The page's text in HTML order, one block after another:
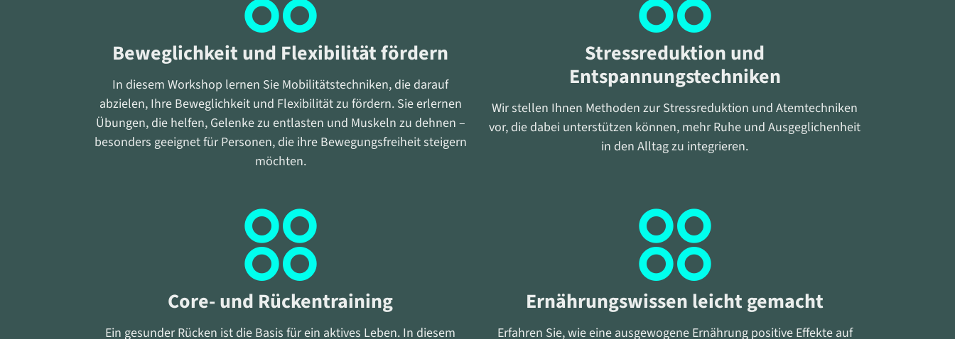
Beweglichkeit und Flexibilität fördern
In diesem Workshop lernen Sie Mobilitätstechniken, die darauf
abzielen, Ihre Beweglichkeit und Flexibilität zu fördern. Sie erlernen
Übungen, die helfen, Gelenke zu entlasten und Muskeln zu dehnen –
besonders geeignet für Personen, die ihre Bewegungsfreiheit steigern
möchten.
Stressreduktion und
Entspannungstechniken
Wir stellen Ihnen Methoden zur Stressreduktion und Atemtechniken
vor, die dabei unterstützen können, mehr Ruhe und Ausgeglichenheit
in den Alltag zu integrieren.
Core- und Rückentraining
Ein gesunder Rücken ist die Basis für ein aktives Leben. In diesem
Ernährungswissen leicht gemacht
Erfahren Sie, wie eine ausgewogene Ernährung positive Effekte auf